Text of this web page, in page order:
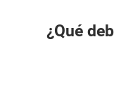
¿Qué